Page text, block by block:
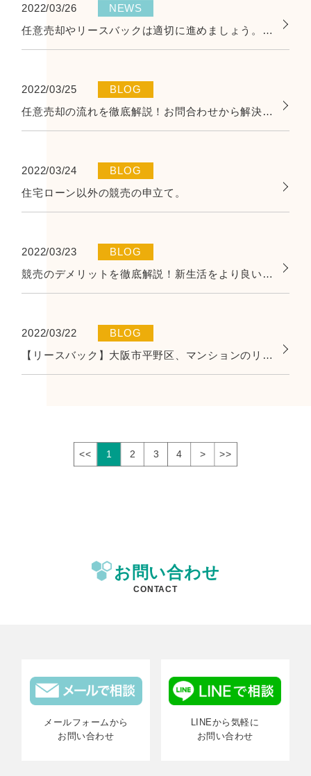
2022/03/26
NEWS
任意売却やリースバックは適切に進めましょう。後悔しない手続き。
2022/03/25
BLOG
任意売却の流れを徹底解説！お問合わせから解決に至るまでの道のり
2022/03/24
BLOG
住宅ローン以外の競売の申立て。
2022/03/23
BLOG
競売のデメリットを徹底解説！新生活をより良い形で始めるための任意売却のススメ！
2022/03/22
BLOG
【リースバック】大阪市平野区、マンションのリースバック相談事例
<< 1 2 3 4 > >>
お問い合わせ
CONTACT
メールフォームから
お問い合わせ
LINEから気軽に
お問い合わせ